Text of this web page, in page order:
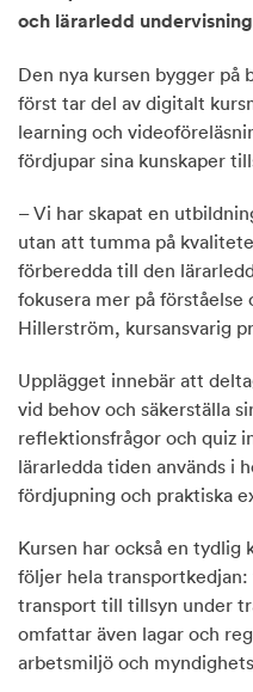
och lärarledd
Den nya kursen bygger på
först tar del av digitalt
learning och
fördjupar sina kunskaper
– Vi har skapat en
utan att tumma på
förberedda till den
fokusera mer på
Hillerström, kursansvarig
Upplägget innebär att
vid behov och säkerställa
reflektionsfrågor och quiz
lärarledda tiden används i
fördjupning och praktiska
Kursen har också en
följer hela
transport till tillsyn under
omfattar även lagar och
arbetsmiljö och